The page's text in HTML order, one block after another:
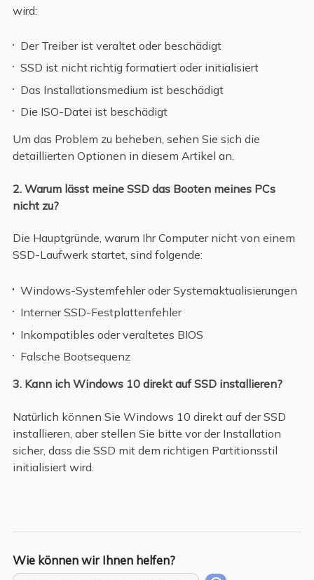
wird:
Der Treiber ist veraltet oder beschädigt
SSD ist nicht richtig formatiert oder initialisiert
Das Installationsmedium ist beschädigt
Die ISO-Datei ist beschädigt
Um das Problem zu beheben, sehen Sie sich die
detaillierten Optionen in diesem Artikel an.
2. Warum lässt meine SSD das Booten meines PCs
nicht zu?
Die Hauptgründe, warum Ihr Computer nicht von einem
SSD-Laufwerk startet, sind folgende:
Windows-Systemfehler oder Systemaktualisierungen
Interner SSD-Festplattenfehler
Inkompatibles oder veraltetes BIOS
Falsche Bootsequenz
3. Kann ich Windows 10 direkt auf SSD installieren?
Natürlich können Sie Windows 10 direkt auf der SSD
installieren, aber stellen Sie bitte vor der Installation
sicher, dass die SSD mit dem richtigen Partitionsstil
initialisiert wird.
Wie können wir Ihnen helfen?